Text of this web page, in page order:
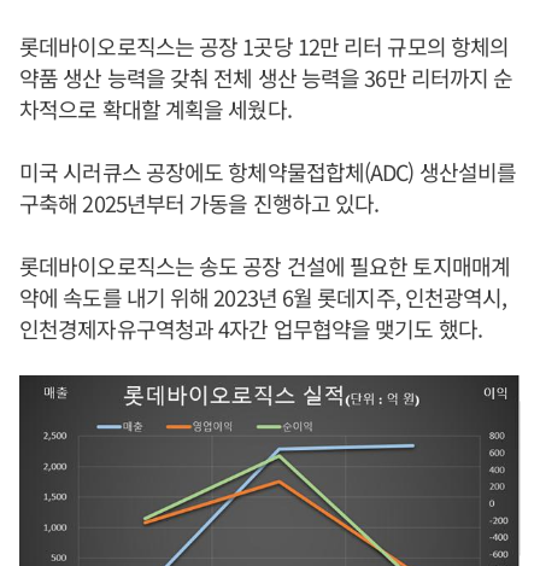
롯데바이오로직스는 공장 1곳당 12만 리터 규모의 항체의
약품 생산 능력을 갖춰 전체 생산 능력을 36만 리터까지 순
차적으로 확대할 계획을 세웠다.
미국 시러큐스 공장에도 항체약물접합체(ADC) 생산설비를
구축해 2025년부터 가동을 진행하고 있다.
롯데바이오로직스는 송도 공장 건설에 필요한 토지매매계
약에 속도를 내기 위해 2023년 6월 롯데지주, 인천광역시,
인천경제자유구역청과 4자간 업무협약을 맺기도 했다.